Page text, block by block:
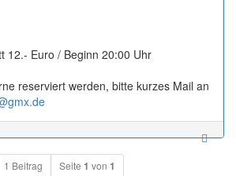
12.- Euro / Beginn 20:00 Uhr
reserviert werden, bitte kurzes Mail an
1 Beitrag Seite 1 von 1